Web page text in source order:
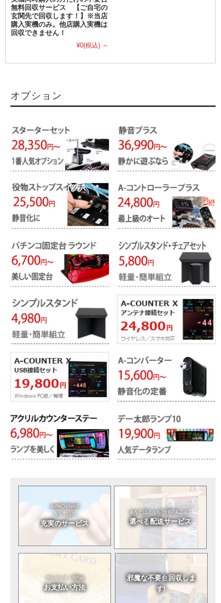
無料回収サービス 【ご自宅の
玄関先で回収します！】※当店
購入実機のみ。他店購入実機は
回収できません！
¥0(税込) ～
オプション
A-PACHINKO
ならではの
充実のサービス
あなたはどっち?分割?丸ごと?
選べる配送サービス
クレジット・RPay
お支払い方法
邪魔な不要台回収しま
す!